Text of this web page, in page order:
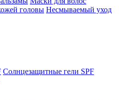
головы Несмываемый уход
Солнцезащитные гели SPF